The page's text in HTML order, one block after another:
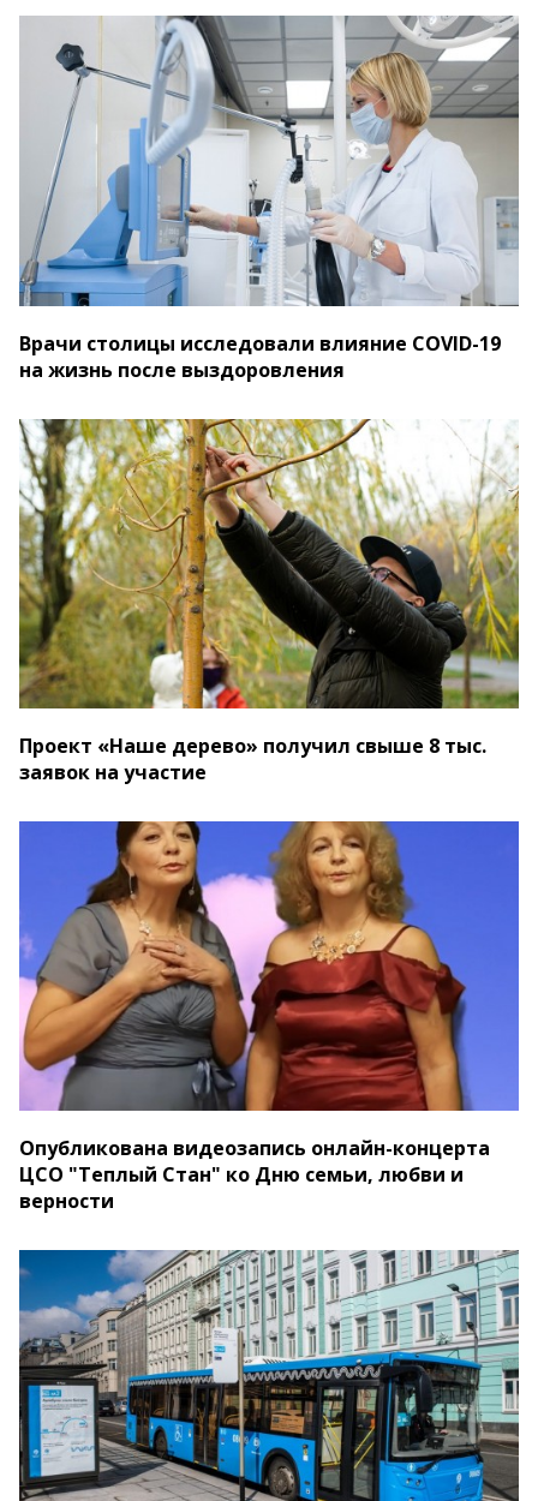
Врачи столицы исследовали влияние COVID-19
на жизнь после выздоровления
Проект «Наше дерево» получил свыше 8 тыс.
заявок на участие
Опубликована видеозапись онлайн-концерта
ЦСО "Теплый Стан" ко Дню семьи, любви и
верности